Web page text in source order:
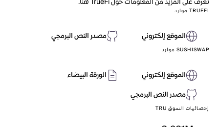
TRUEFI موارد
الموقع إلكتروني مصدر النص البرمجي
SUSHISWAP موارد
الموقع إلكتروني
الورقة البيضاء
مصدر النص البرمجي
إحصائيات السوق TRU